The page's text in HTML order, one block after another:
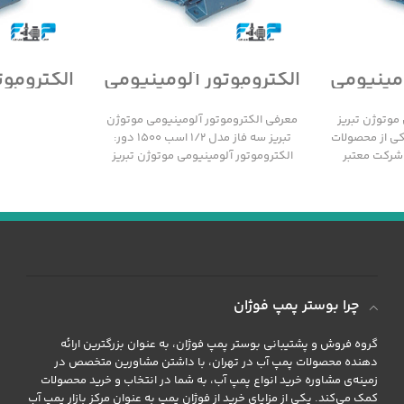
فاز
تبریز
1000 دور یکی از محصولات
معتبر
الکتروموتور آلومینیومی
موتوژن تبریز سه فاز
مدل 1/2 اسب 1500 دور
معرفی الکتروموتور آلومینیومی موتوژن
تبریز سه فاز مدل 1/2 اسب 1500 دور:
الکتروموتور آلومینیومی موتوژن تبریز
چرا بوستر پمپ فوژان
گروه فروش و پشتیبانی بوستر پمپ فوژان، به عنوان بزرگترین ارائه
دهنده محصولات پمپ آب در تهران، با داشتن مشاورین متخصص در
زمینه‌ی مشاوره خرید انواع پمپ آب، به شما در انتخاب و خرید محصولات
کمک می‌کند. یکی از مزایای خرید از فوژان پمپ به عنوان مرکز بازار پمپ آب